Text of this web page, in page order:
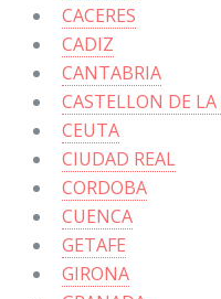
CACERES
CADIZ
CANTABRIA
CASTELLON DE
CEUTA
CIUDAD REAL
CORDOBA
CUENCA
GETAFE
GIRONA